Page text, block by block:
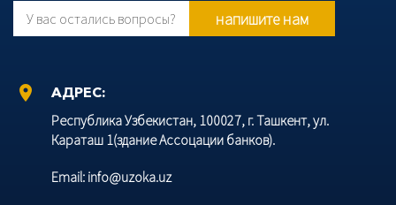
У вас остались вопросы? напишите нам
location_on
АДРЕС:
Республика Узбекистан, 100027, г. Ташкент, ул.
Караташ 1(здание Ассоцации банков).
Email: info@uzoka.uz